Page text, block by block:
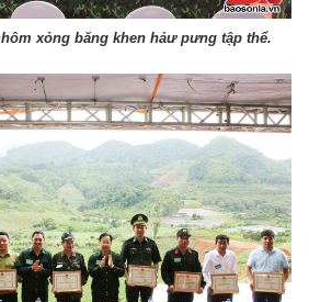
xỏng băng khen hảư pưng tập thể.